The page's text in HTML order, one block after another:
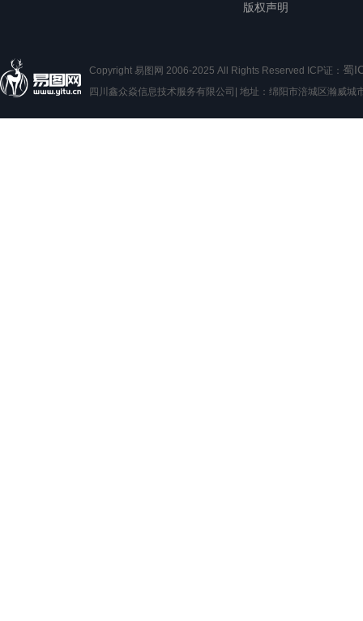
版权声明
Copyright 易图网 2006-2025 All Rights Reserved ICP证： 蜀
四川鑫众焱信息技术服务有限公司| 地址：绵阳市涪城区瀚威城